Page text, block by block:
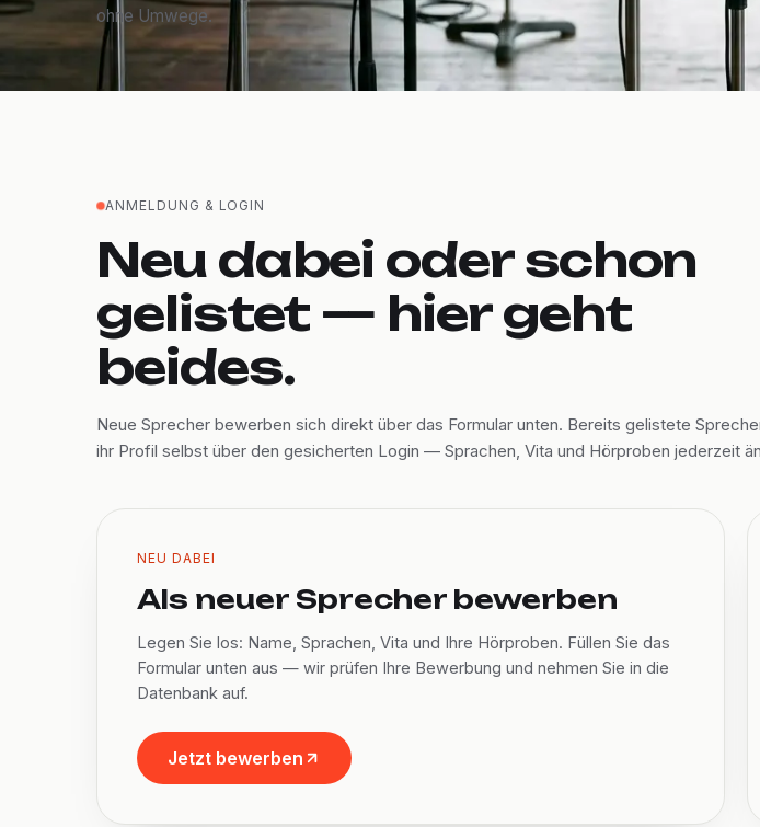
ohne Umwege.
ANMELDUNG & LOGIN
Neu dabei oder schon
gelistet — hier geht
beides.
Neue Sprecher bewerben sich direkt über das Formular unten. Bereits gelistete
ihr Profil selbst über den gesicherten Login — Sprachen, Vita und Hörproben jederzeit
NEU DABEI
Als neuer Sprecher bewerben
Legen Sie los: Name, Sprachen, Vita und Ihre Hörproben. Füllen Sie das
Formular unten aus — wir prüfen Ihre Bewerbung und nehmen Sie in die
Datenbank auf.
Jetzt bewerben